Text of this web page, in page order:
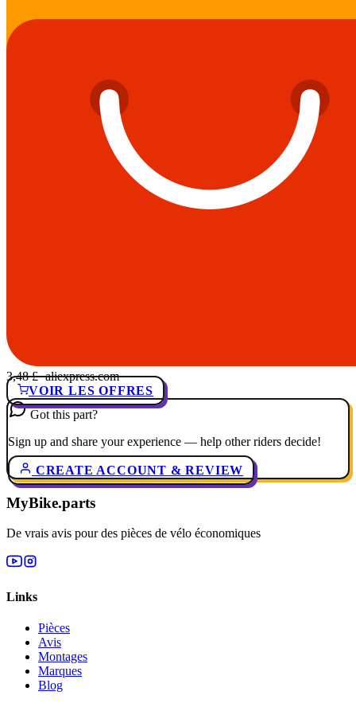
3,48 £· aliexpress.com
VOIR LES OFFRES
Got this part?
Sign up and share your experience — help other riders decide!
CREATE ACCOUNT & REVIEW
MyBike.parts
De vrais avis pour des pièces de vélo économiques
Links
Pièces
Avis
Montages
Marques
Blog